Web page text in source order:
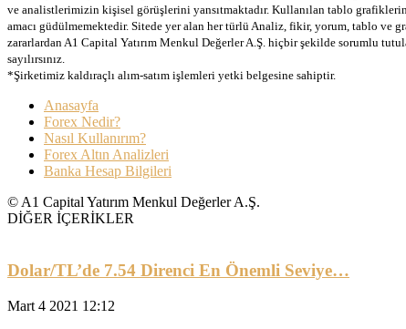
ve analistlerimizin kişisel görüşlerini yansıtmaktadır. Kullanılan tablo
amacı güdülmemektedir. Sitede yer alan her türlü Analiz, fikir, yorum, tablo ve
zararlardan A1 Capital Yatırım Menkul Değerler A.Ş. hiçbir şekilde sorumlu
sayılırsınız.
*Şirketimiz kaldıraçlı alım-satım işlemleri yetki belgesine sahiptir.
Anasayfa
Forex Nedir?
Nasıl Kullanırım?
Forex Altın Analizleri
Banka Hesap Bilgileri
© A1 Capital Yatırım Menkul Değerler A.Ş.
DİĞER İÇERİKLER
Dolar/TL’de 7.54 Direnci En Önemli Seviye…
Mart 4 2021 12:12